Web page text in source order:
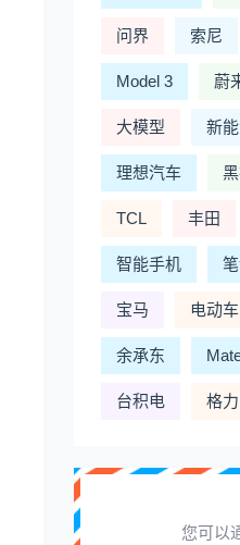
问界 索尼
Model 3 蔚
大模型 新
理想汽车
TCL 丰田
智能手机
宝马 电动车
余承东
台积电 格力
您可以